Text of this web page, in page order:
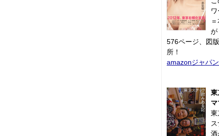
が
576ページ、図
所！
amazonジャパン
東
東
酒